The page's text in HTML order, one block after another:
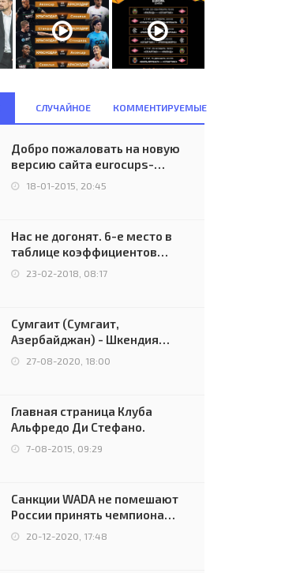
СЛУЧАЙНОЕ КОММЕНТИРУЕМЫЕ
Добро пожаловать на новую
версию сайта eurocups-
uefa.ru
18-01-2015, 20:45
Нас не догонят. 6-е место в
таблице коэффициентов
УЕФА остаётся за Россией
23-02-2018, 08:17
Сумгаит (Сумгаит,
Азербайджан) - Шкендия
(Тетово, Северная
Македония) - 0:2 (0:0)
27-08-2020, 18:00
Главная страница Клуба
Альфредо Ди Стефано.
7-08-2015, 09:29
Санкции WADA не помешают
России принять чемпионат
Европы и финал Лиги
чемпионов.
20-12-2020, 17:48